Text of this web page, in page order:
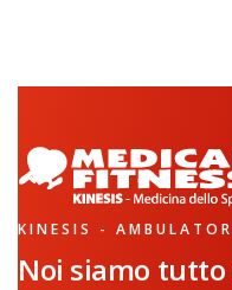
KINESIS -
Noi siamo